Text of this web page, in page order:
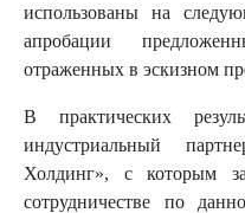
использованы на
апробации
отраженных в эскизном
В практических
индустриальный
Холдинг», с которым
сотрудничестве по